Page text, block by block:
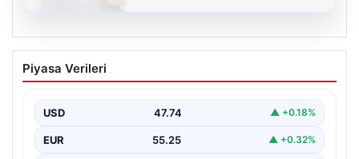
Kelebek.Org İle Dijital İletişimin Seviyeli
Adresi Ve Muhabbet Deneyimi
kurması büyük bir hassasiyet ifade etmektedir.
Günümüzde…
Piyasa Verileri
USD 47.74 ▲ +0.18%
EUR 55.25 ▲ +0.32%